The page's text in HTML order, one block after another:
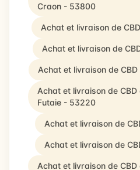
Craon - 53800
Achat et livraison de
Achat et livraison de
Achat et livraison de
Achat et livraison de
Futaie - 53220
Achat et livraison de
Achat et livraison de
Achat et livraison de